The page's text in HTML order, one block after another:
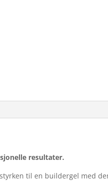
resultater.
til en buildergel med